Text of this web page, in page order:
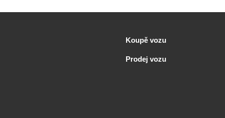
Koupě vozu
Prodej vozu